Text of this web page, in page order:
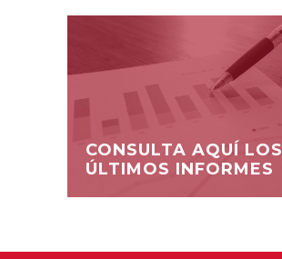
CONSULTA AQUÍ LOS
ÚLTIMOS INFORMES